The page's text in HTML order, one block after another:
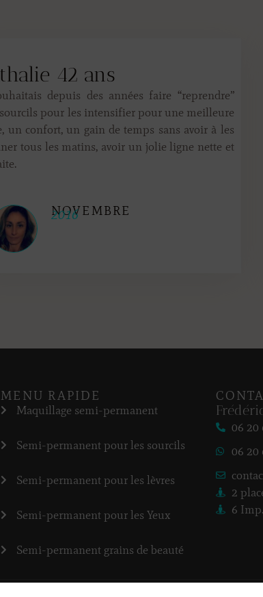
42 ans
depuis des années faire “reprendre”
pour les intensifier pour une meilleure
un confort, un gain de temps sans avoir à les
tous les matins, avoir un jolie ligne nette et
NOVEMBRE
2016
MENU RAPIDE
Maquillage semi-permanent
Semi-permanent pour les sourcils
Semi-permanent pour les lèvres
Semi-permanent pour les Yeux
Semi-permanent grains de beauté
06 20
06 20
2
6